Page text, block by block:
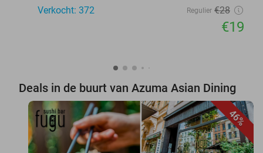
Verkocht: 372
Regulier €28
€19
Deals in de buurt van Azuma Asian Dining
46%